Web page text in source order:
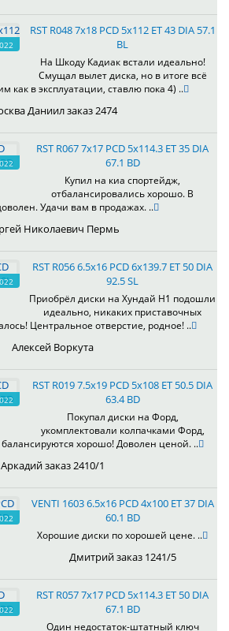
RST R048 7x18 PCD 5x112 ET 43 DIA 57.1
BL
На Шкоду Кадиак встали идеально!
Смущал вылет диска, но в итоге всё
как в эксплуатации, ставлю пока 4) ..
Даниил заказ 2474
RST R067 7x17 PCD 5x114.3 ET 35 DIA
67.1 BD
Купил на киа спортейдж,
отбалансировались хорошо. В
Удачи вам в продажах. ..
Николаевич Пермь
RST R056 6.5x16 PCD 6x139.7 ET 50 DIA
92.5 SL
Приобрёл диски на Хундай H1 подошли
идеально, никаких приставочных
Центральное отверстие, родное! ..
Алексей Воркута
RST R019 7.5x19 PCD 5x108 ET 50.5 DIA
63.4 BD
Покупал диски на Форд,
укомплектовали колпачками Форд,
хорошо! Доволен ценой. ..
Аркадий заказ 2410/1
VENTI 1603 6.5x16 PCD 4x100 ET 37 DIA
60.1 BD
Хорошие диски по хорошей цене. ..
Дмитрий заказ 1241/5
RST R057 7x17 PCD 5x114.3 ET 50 DIA
67.1 BD
Один недостаток-штатный ключ